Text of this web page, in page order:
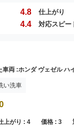
4.8 仕上がり
4.4 対応スピー
両 :ホンダ ヴェゼル ハ
い洗車
上がり : 4 価格 : 3